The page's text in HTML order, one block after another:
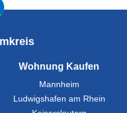
Wohnung Kaufen
Mannheim
Ludwigshafen am Rhein